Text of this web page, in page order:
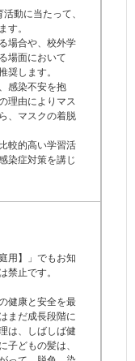
動に当たって、
す。
場合や、校外学
場面において
奨します。
感染不安を抱
理由によりマス
、マスクの着脱
較的高い学習活
染症対策を講じ
用】」でもお知
禁止です。
健康と安全を最
まだ成長段階に
は、しばしば健
子どもの髪は、